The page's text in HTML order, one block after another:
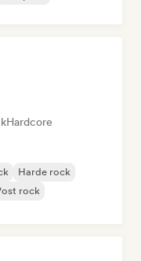
Hardcore
Harde rock
rock